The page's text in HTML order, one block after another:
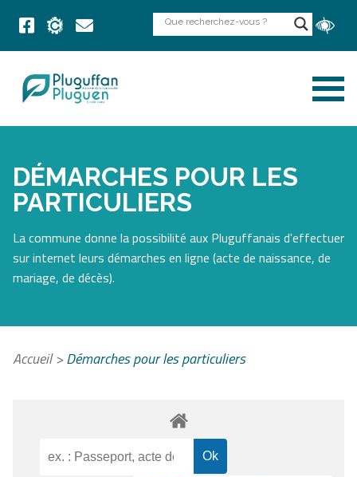
DÉMARCHES POUR LES
PARTICULIERS
La commune donne la possibilité aux Pluguffanais d'effectuer
sur internet leurs démarches en ligne (acte de naissance, de
mariage, de décès).
Accueil>Démarches pour les particuliers